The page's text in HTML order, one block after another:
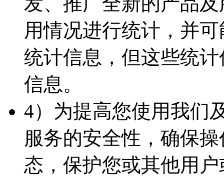
用情况进行统计，并
统计信息，但这些统
信息。
4）为提高您使用我们
服务的安全性，确保
态，保护您或其他用